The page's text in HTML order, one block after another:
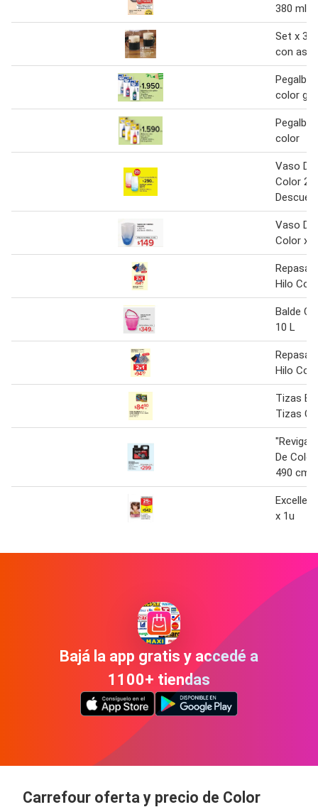
380 ml
Set x 3
con asa
Pegalba
color
Pegalba
color
Vaso De
Color
Vaso De
Color x
Hilo
Balde
10 L
Hilo
Tizas
Tizas
De
490 cm
x 1u
Bajá la app gratis y accedé a
1100+ tiendas
Carrefour oferta y precio de Color